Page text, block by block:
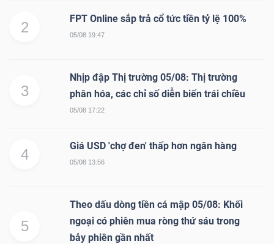
2
FPT Online sắp trả cổ tức tiền tỷ lệ 100%
05/08 19:47
3
Nhịp đập Thị trường 05/08: Thị trường
phân hóa, các chỉ số diễn biến trái chiều
05/08 17:22
4
Giá USD 'chợ đen' thấp hơn ngân hàng
05/08 13:56
5
Theo dấu dòng tiền cá mập 05/08: Khối
ngoại có phiên mua ròng thứ sáu trong
bảy phiên gần nhất